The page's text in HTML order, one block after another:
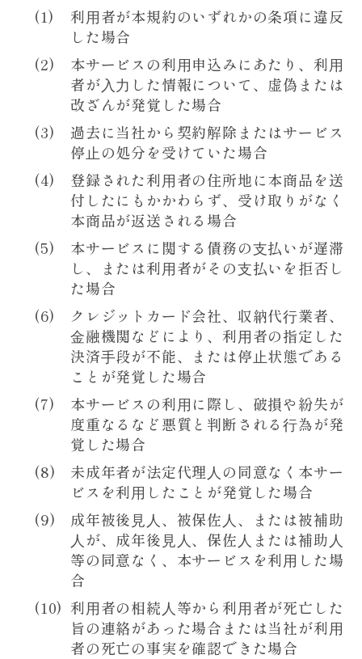
利⽤者が本規約のいずれかの条項に違反
した場合
本サービスの利⽤申込みにあたり、利⽤
者が⼊⼒した情報について、虚偽または
改ざんが発覚した場合
過去に当社から契約解除またはサービス
停⽌の処分を受けていた場合
登録された利⽤者の住所地に本商品を送
付したにもかかわらず、受け取りがなく
本商品が返送される場合
本サービスに関する債務の⽀払いが遅滞
し、または利⽤者がその⽀払いを拒否し
た場合
クレジットカード会社、収納代⾏業者、
⾦融機関などにより、利⽤者の指定した
決済⼿段が不能、または停⽌状態である
ことが発覚した場合
本サービスの利⽤に際し、破損や紛失が
度重なるなど悪質と判断される⾏為が発
覚した場合
未成年者が法定代理⼈の同意なく本サー
ビスを利⽤したことが発覚した場合
成年被後⾒⼈、被保佐⼈、または被補助
⼈が、成年後⾒⼈、保佐⼈または補助⼈
等の同意なく、本サービスを利⽤した場
合
利⽤者の相続⼈等から利⽤者が死亡した
旨の連絡があった場合または当社が利⽤
者の死亡の事実を確認できた場合